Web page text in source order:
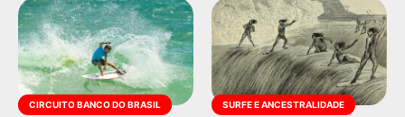
CIRCUITO BANCO DO BRASIL SURFE E ANCESTRALIDADE